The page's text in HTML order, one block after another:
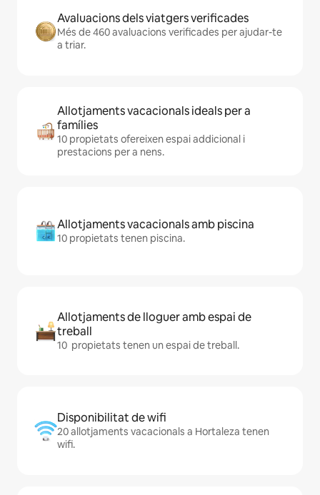
Avaluacions dels viatgers verificades
Més de 460 avaluacions verificades per ajudar-te
a triar.
Allotjaments vacacionals ideals per a
famílies
10 propietats ofereixen espai addicional i
prestacions per a nens.
Allotjaments vacacionals amb piscina
10 propietats tenen piscina.
Allotjaments de lloguer amb espai de
treball
10 propietats tenen un espai de treball.
Disponibilitat de wifi
20 allotjaments vacacionals a Hortaleza tenen
wifi.